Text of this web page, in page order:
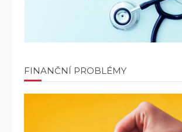
FINANČNÍ PROBLÉMY